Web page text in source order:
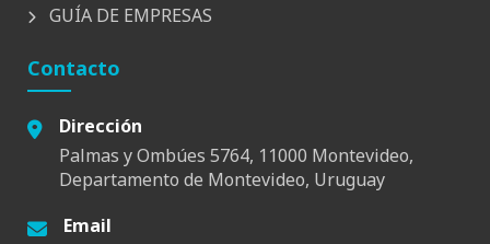
GUÍA DE EMPRESAS
Contacto
Dirección
Palmas y Ombúes 5764, 11000 Montevideo,
Departamento de Montevideo, Uruguay
Email